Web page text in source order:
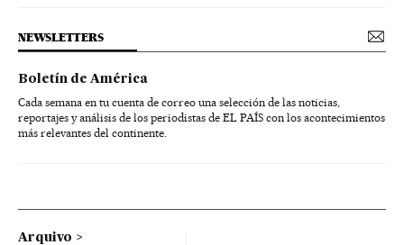
NEWSLETTERS
Boletín de América
Cada semana en tu cuenta de correo una selección de las noticias,
reportajes y análisis de los periodistas de EL PAÍS con los acontecimientos
más relevantes del continente.
Arquivo